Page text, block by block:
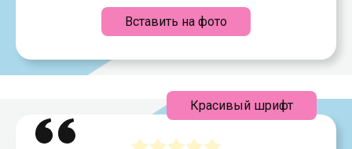
Вставить на фото
Красивый шрифт